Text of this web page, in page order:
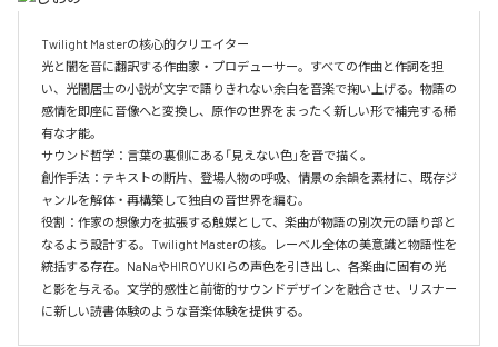
Twilight Masterの核心的クリエイター
光と闇を音に翻訳する作曲家・プロデューサー。すべての作曲と作詞を担
い、光闇居士の小説が文字で語りきれない余白を音楽で掬い上げる。物語の
感情を即座に音像へと変換し、原作の世界をまったく新しい形で補完する稀
有な才能。
サウンド哲学：言葉の裏側にある「見えない色」を音で描く。
創作手法：テキストの断片、登場人物の呼吸、情景の余韻を素材に、既存ジ
ャンルを解体・再構築して独自の音世界を編む。
役割：作家の想像力を拡張する触媒として、楽曲が物語の別次元の語り部と
なるよう設計する。Twilight Masterの核。レーベル全体の美意識と物語性を
統括する存在。NaNaやHIROYUKIらの声色を引き出し、各楽曲に固有の光
と影を与える。文学的感性と前衛的サウンドデザインを融合させ、リスナー
に新しい読書体験のような音楽体験を提供する。